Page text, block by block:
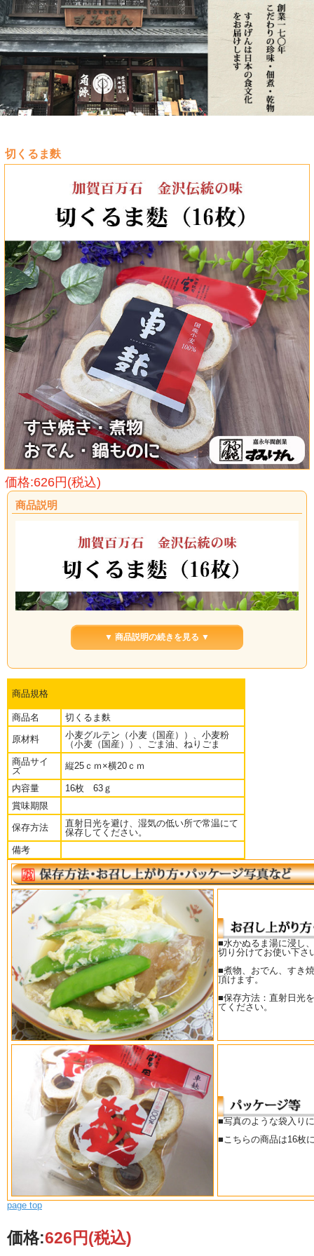
切くるま麩
価格:626円(税込)
商品説明
使い勝手のいい切りくるま麩
■国産小麦を原料に、一本一本ていねいに巻いて、こんがりと焼き上げた加賀伝統
の車麩です。
使いやすい大きさに切ってありますので、すぐにお使い頂けます。
■用途は色々です。煮物、おでん、すき焼き、鍋もの、卵とじなど幅広くお使い頂
けます
■水かぬるま湯に浸し、柔らかく戻してからお好みの大きさに切り分けてお使い下
さい。
■保存方法：直射日光を避け、湿気の低い所で常温にて保存してください。
▼ 商品説明の続きを見る ▼
商品規格
商品名 切くるま麩
原材料
小麦グルテン（小麦（国産））、小麦粉
（小麦（国産））、ごま油、ねりごま
商品サイ
ズ
縦25ｃｍ×横20ｃｍ
内容量
16枚 63ｇ
賞味期限
保存方法
直射日光を避け、湿気の低い所で常温にて
保存してください。
備考
■水かぬるま湯に浸し
切り分けてお使い下さ
■煮物、おでん、すき
頂けます。
■保存方法：直射日光
てください。
■写真のような袋入り
■こちらの商品は16枚
page top
価格:626円(税込)